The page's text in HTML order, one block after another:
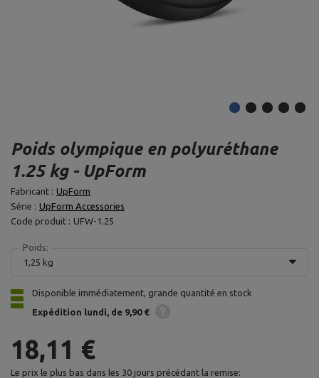
Poids olympique en polyuréthane
1.25 kg - UpForm
Fabricant : UpForm
Série : UpForm Accessories
Code produit : UFW-1.25
Poids:
1,25 kg
Disponible immédiatement, grande quantité en stock
Expédition lundi de 9,90 €
18,11 €
Le prix le plus bas dans les 30 jours précédant la remise: